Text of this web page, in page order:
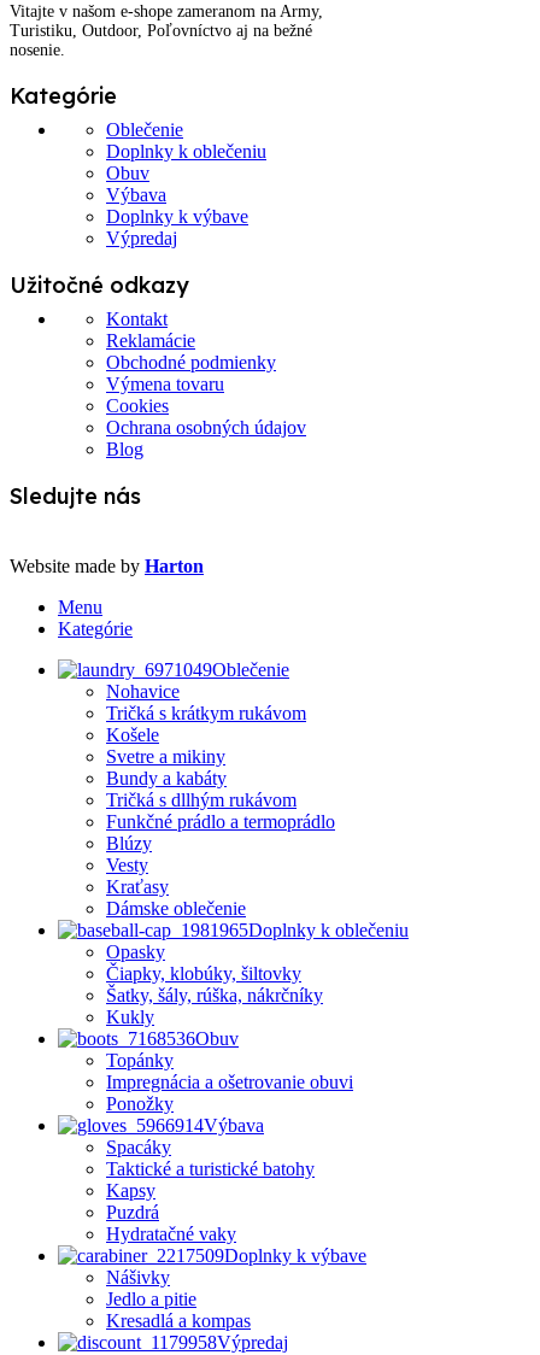
Vitajte v našom e-shope zameranom na Army,
Turistiku, Outdoor, Poľovníctvo aj na bežné
nosenie.
Kategórie
Oblečenie
Doplnky k oblečeniu
Obuv
Výbava
Doplnky k výbave
Výpredaj
Užitočné odkazy
Kontakt
Reklamácie
Obchodné podmienky
Výmena tovaru
Cookies
Ochrana osobných údajov
Blog
Sledujte nás
Website made by Harton
Menu
Kategórie
Oblečenie
Nohavice
Tričká s krátkym rukávom
Košele
Svetre a mikiny
Bundy a kabáty
Tričká s dllhým rukávom
Funkčné prádlo a termoprádlo
Blúzy
Vesty
Kraťasy
Dámske oblečenie
Doplnky k oblečeniu
Opasky
Čiapky, klobúky, šiltovky
Šatky, šály, rúška, nákrčníky
Kukly
Obuv
Topánky
Impregnácia a ošetrovanie obuvi
Ponožky
Výbava
Spacáky
Taktické a turistické batohy
Kapsy
Puzdrá
Hydratačné vaky
Doplnky k výbave
Nášivky
Jedlo a pitie
Kresadlá a kompas
Výpredaj